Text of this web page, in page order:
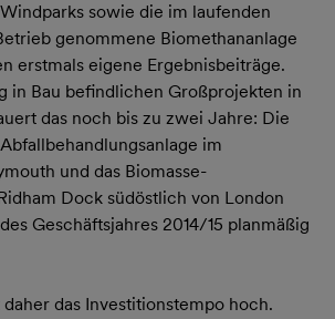
sowie die im laufenden
genommene Biomethananlage
erstmals eigene Ergebnisbeiträge.
in Bau befindlichen Großprojekten in
das noch bis zu zwei Jahre: Die
im
und das Biomasse-
Dock südöstlich von London
Geschäftsjahres 2014/15 planmäßig
das Investitionstempo hoch.